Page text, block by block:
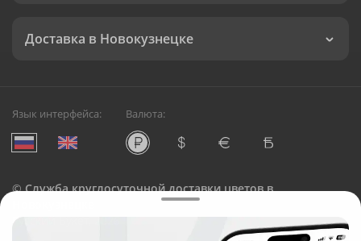
Доставка в Новокузнецке
Язык интерфейса: Валюта:
©Служба круглосуточной доставки цветов в
Русский Букет, 2026